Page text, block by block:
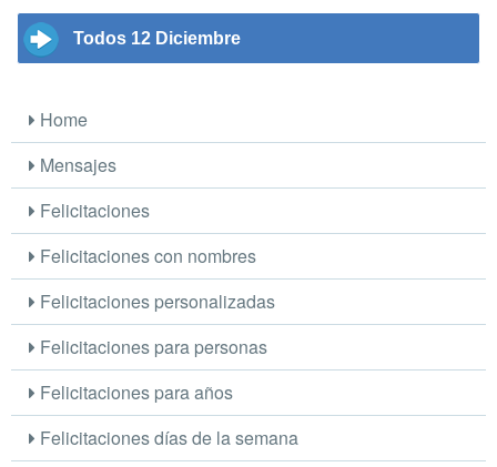
Todos 12 Diciembre
Home
Mensajes
Felicitaciones
Felicitaciones con nombres
Felicitaciones personalizadas
Felicitaciones para personas
Felicitaciones para años
Felicitaciones días de la semana